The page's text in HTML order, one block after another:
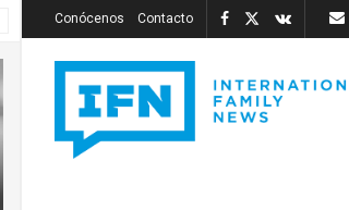
Conócenos Contacto